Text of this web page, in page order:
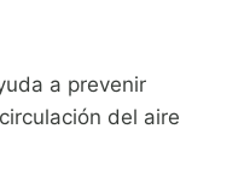
a prevenir
del aire